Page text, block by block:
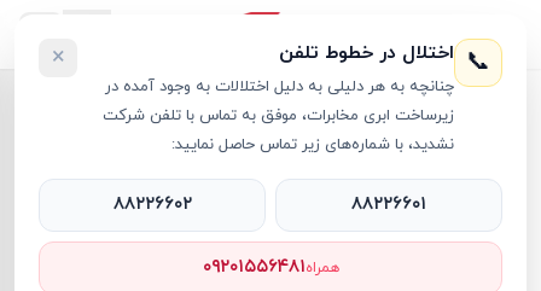
مانیتور ایسوس مانیتور 16 اینچی ایسوس مدل ZenScreen MB169CK
مانیتور ایسوس RT57747
📞 اختلال در خطوط تلفن
چنانچه به هر دلیلی به دلیل اختلالات به وجود آمده در
زیرساخت ابری مخابرات، موفق به تماس با تلفن شرکت
نشدید، با شماره‌های زیر تماس حاصل نمایید:
×
۸۸۲۲۶۶۰۱ ۸۸۲۲۶۶۰۲
همراه۰۹۲۰۱۵۵۶۴۸۱